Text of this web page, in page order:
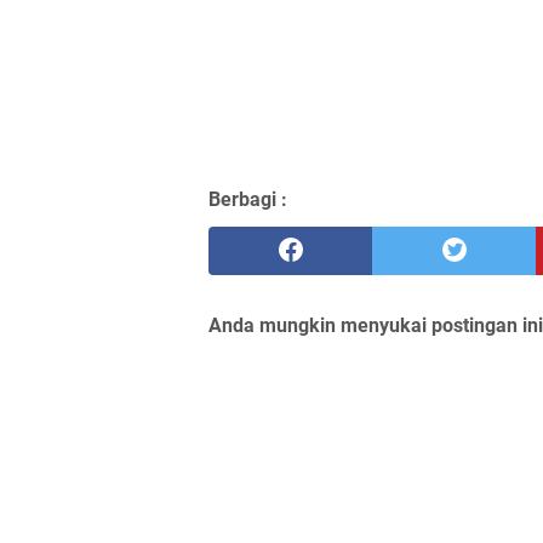
Berbagi :
Anda mungkin menyukai postingan